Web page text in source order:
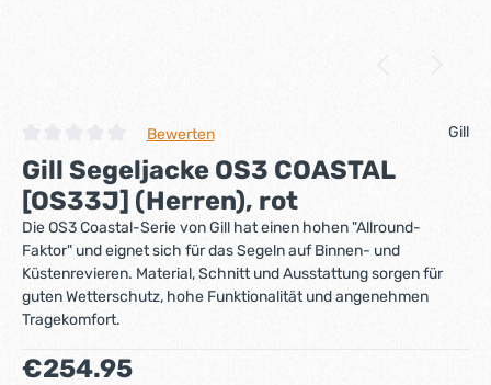
Durchschnittliche Bewertung von 0 von 5 Sternen
Bewerten Gill
Gill Segeljacke OS3 COASTAL
[OS33J] (Herren), rot
Die OS3 Coastal-Serie von Gill hat einen hohen "Allround-
Faktor" und eignet sich für das Segeln auf Binnen- und
Küstenrevieren. Material, Schnitt und Ausstattung sorgen für
guten Wetterschutz, hohe Funktionalität und angenehmen
Tragekomfort.
Regulärer Preis:
€254.95